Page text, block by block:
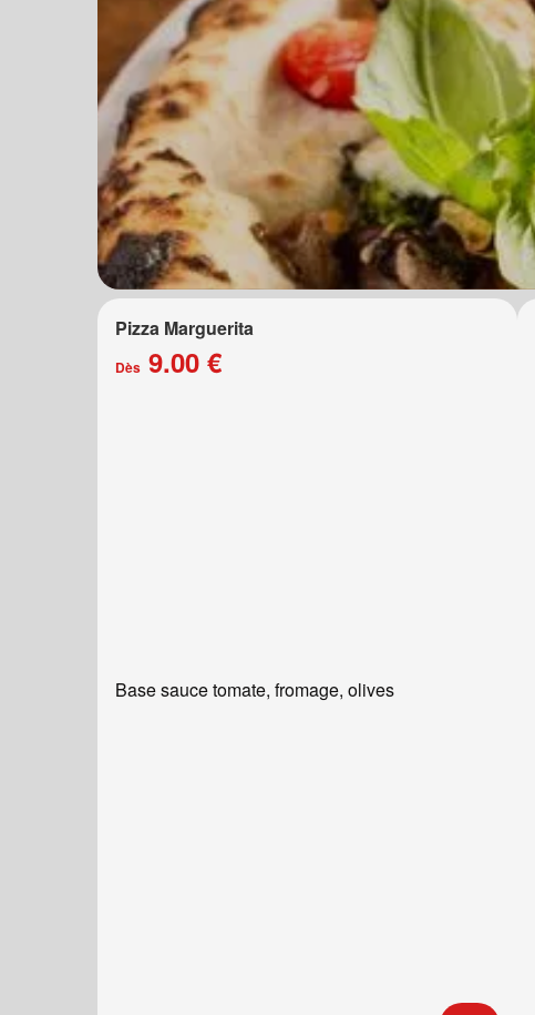
Pizza Marguerita
Dès 9.00 €
Base sauce tomate, fromage, olives